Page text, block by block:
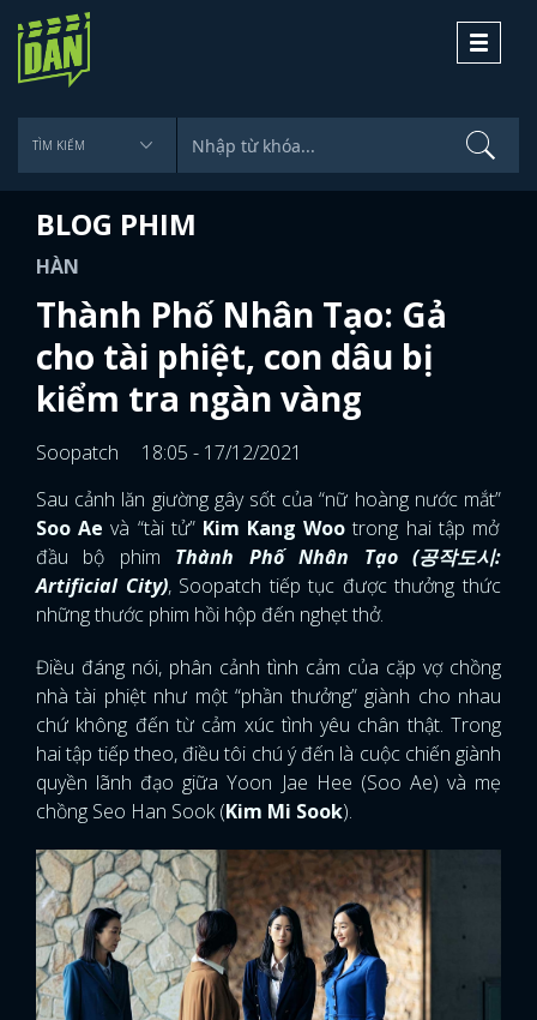
Toggle
BLOG PHIM
HÀN
Thành Phố Nhân Tạo: Gả
cho tài phiệt, con dâu bị
kiểm tra ngàn vàng
Soopatch
18:05 - 17/12/2021
Sau cảnh lăn giường gây sốt của “nữ hoàng nước mắt”
Soo Ae và “tài tử” Kim Kang Woo trong hai tập mở
đầu bộ phim Thành Phố Nhân Tạo (공작도시:
Artificial City), Soopatch tiếp tục được thưởng thức
những thước phim hồi hộp đến nghẹt thở.
Điều đáng nói, phân cảnh tình cảm của cặp vợ chồng
nhà tài phiệt như một “phần thưởng” giành cho nhau
chứ không đến từ cảm xúc tình yêu chân thật. Trong
hai tập tiếp theo, điều tôi chú ý đến là cuộc chiến giành
quyền lãnh đạo giữa Yoon Jae Hee (Soo Ae) và mẹ
chồng Seo Han Sook (Kim Mi Sook).